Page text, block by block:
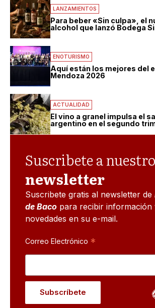
LANZAMIENTOS
Para beber «Sin culpa», el
alcohol que lanzó Bodega
ENOTURISMO
Aquí están los mejores del
Mendoza 2026
ACTUALIDAD
El vino a granel impulsa el
argentino en el segundo
Suscribete a nuestro
newsletter
Suscribete gratis al newsletter de
de Baco para recibir información
novedades en su e-mail.
Correo Electrónico *